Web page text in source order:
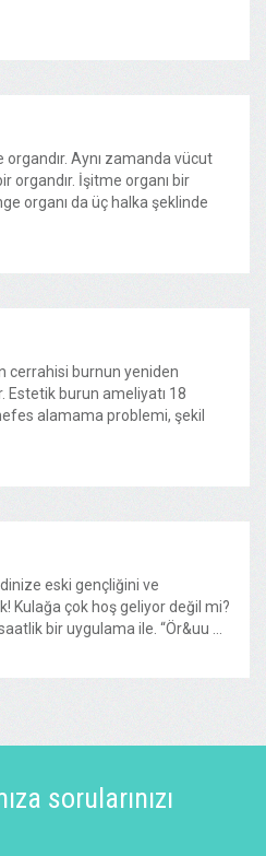
Aynı zamanda vücut
organdır. İşitme organı bir
organı da üç halka şeklinde
cerrahisi burnun yeniden
Estetik burun ameliyatı 18
alamama problemi, şekil
eski gençliğini ve
Kulağa çok hoş geliyor değil mi?
bir uygulama ile. “Ör&uu ...
sorularınızı